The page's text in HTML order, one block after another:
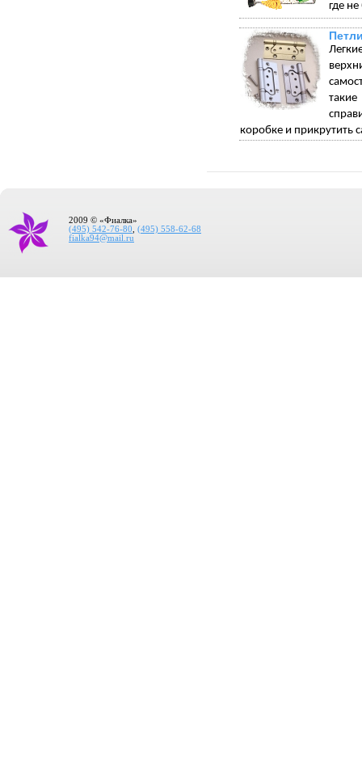
где
коробке и прикрутить
2009 © «Фиалка»
(495) 542-76-80
(495) 558-62-68
fialka94@mail.ru